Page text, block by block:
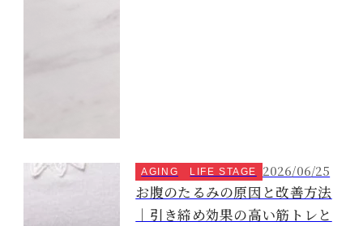
AGING LIFE STAGE 2026/06/25
お腹のたるみの原因と改善方法
｜引き締め効果の高い筋トレと